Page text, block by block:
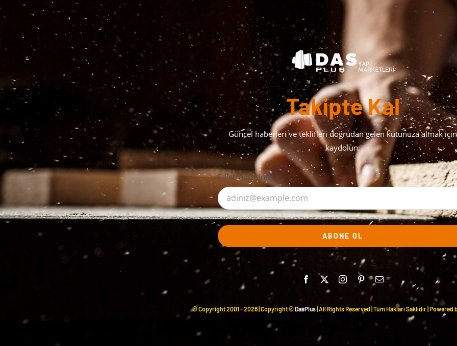
Takipte Kal
Güncel haberleri ve teklifleri doğrudan gelen kutunuza almak için
kaydolun:
E-İleti adresiniz
ABONE OL
© Copyright 2001 -2026 | Copyright ©DasPlus| All Rights Reserved | Tüm Hakları Saklıdır | Powered